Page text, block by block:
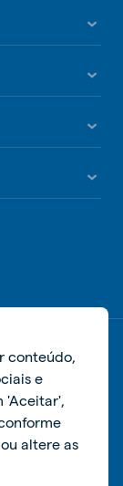
conteúdo,
e
'Aceitar',
altere as